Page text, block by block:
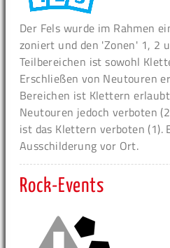
Der Fels wurde im Rahmen
zoniert und den 'Zonen' 1, 2
Teilbereichen ist sowohl
Erschließen von Neutouren
Bereichen ist Klettern
Neutouren jedoch verboten
ist das Klettern verboten (1).
Ausschilderung vor Ort.
Rock-Events